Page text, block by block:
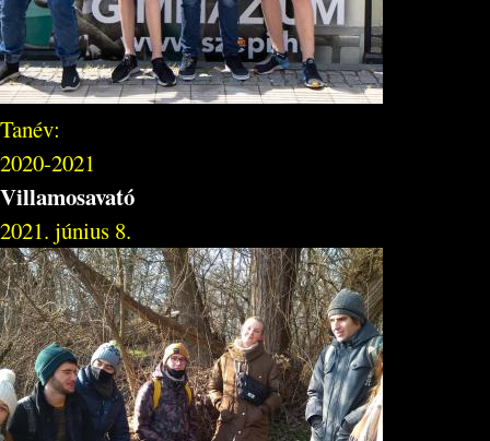
Tanév:
2020-2021
Villamosavató
2021. június 8.